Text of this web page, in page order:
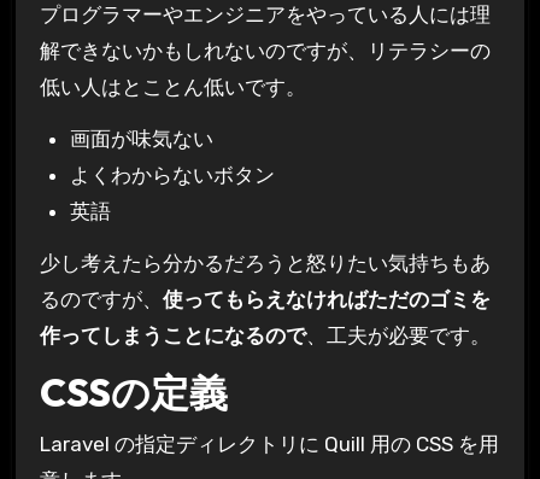
プログラマーやエンジニアをやっている人には理
解できないかもしれないのですが、リテラシーの
低い人はとことん低いです。
画面が味気ない
よくわからないボタン
英語
少し考えたら分かるだろうと怒りたい気持ちもあ
るのですが、 使ってもらえなければただのゴミを
作ってしまうことになるので、工夫が必要です。
CSSの定義
Laravel の指定ディレクトリに Quill 用の CSS を用